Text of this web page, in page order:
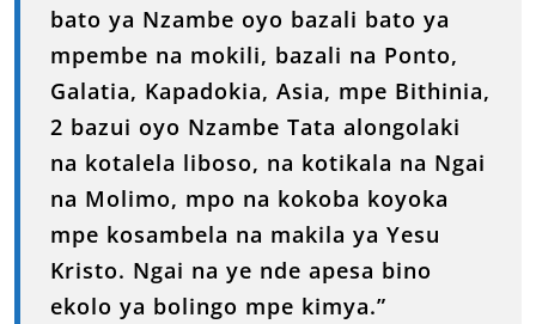
bato ya Nzambe oyo bazali bato ya
mpembe na mokili, bazali na Ponto,
Galatia, Kapadokia, Asia, mpe Bithinia,
2 bazui oyo Nzambe Tata alongolaki
na kotalela liboso, na kotikala na Ngai
na Molimo, mpo na kokoba koyoka
mpe kosambela na makila ya Yesu
Kristo. Ngai na ye nde apesa bino
ekolo ya bolingo mpe kimya.”